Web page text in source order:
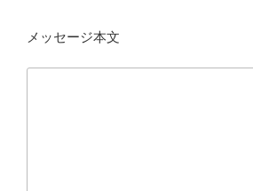
メッセージ本文